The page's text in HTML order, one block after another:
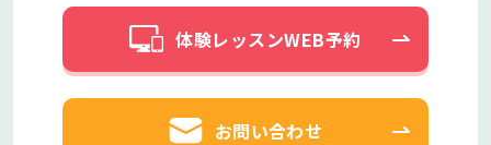
体験レッスンWEB予約
お問い合わせ